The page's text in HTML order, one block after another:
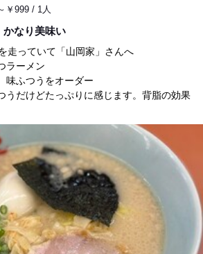
￥999 / 1人
なり美味い
走っていて「山岡家」さんへ
ラーメン
味ふつうをオーダー
うだけどたっぷりに感じます。背脂の効果